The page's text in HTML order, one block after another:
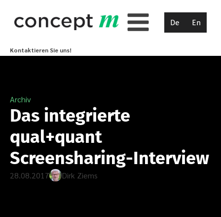
De En
Kontaktieren Sie uns!
Archiv
Das integrierte
qual+quant
Screensharing-Interview
28.08.2017 Dirk Ziems